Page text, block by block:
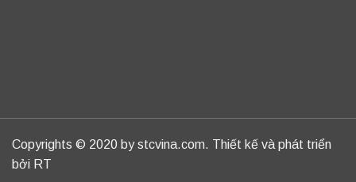
Copyrights © 2020 by stcvina.com. Thiết kế và phát triển
bởi RT